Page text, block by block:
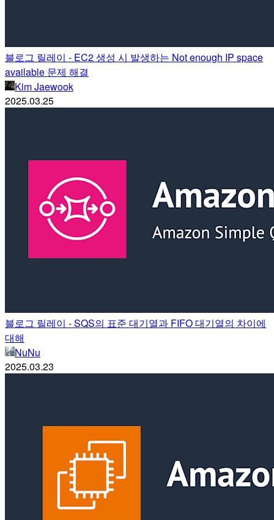
블로그 릴레이 - EC2 생성 시 발생하는 Not enough IP space
available 문제 해결
Kim Jaewook
2025.03.25
블로그 릴레이 - SQS의 표준 대기열과 FIFO 대기열의 차이에
대해
NuNu
2025.03.23